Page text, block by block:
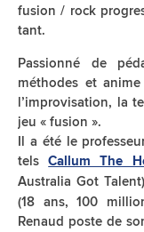
fusion / rock
tant.
Passionné de
méthodes et
l’improvisation, la
jeu « fusion ».
Il a été le
telsCallum The
Australia Got
(18 ans, 100
Renaud poste de